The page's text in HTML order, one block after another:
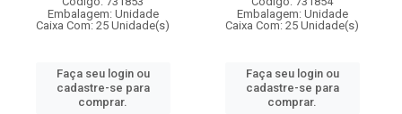
Embalagem: Unidade
Caixa Com: 25 Unidade(s)
Faça seu login ou
cadastre-se para
comprar.
Embalagem: Unidade
Caixa Com: 25 Unidade(s)
Faça seu login ou
cadastre-se para
comprar.